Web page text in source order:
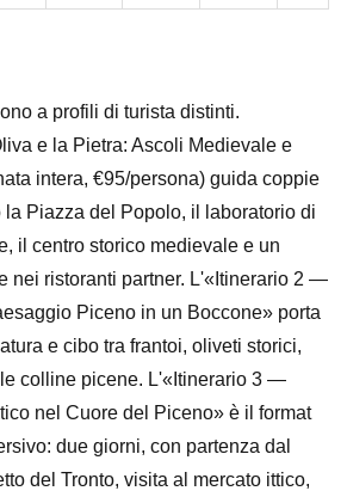
a profili di turista distinti.
e la Pietra: Ascoli Medievale e
intera, €95/persona) guida coppie
la Piazza del Popolo, il laboratorio di
il centro storico medievale e un
nei ristoranti partner. L'«Itinerario 2 —
Piceno in un Boccone» porta
e cibo tra frantoi, oliveti storici,
colline picene. L'«Itinerario 3 —
nel Cuore del Piceno» è il format
due giorni, con partenza dal
del Tronto, visita al mercato ittico,